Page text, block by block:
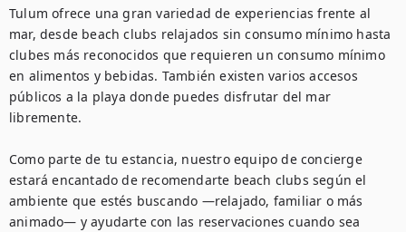
Tulum ofrece una gran variedad de experiencias frente al
mar, desde beach clubs relajados sin consumo mínimo hasta
clubes más reconocidos que requieren un consumo mínimo
en alimentos y bebidas. También existen varios accesos
públicos a la playa donde puedes disfrutar del mar
libremente.
Como parte de tu estancia, nuestro equipo de concierge
estará encantado de recomendarte beach clubs según el
ambiente que estés buscando —relajado, familiar o más
animado— y ayudarte con las reservaciones cuando sea